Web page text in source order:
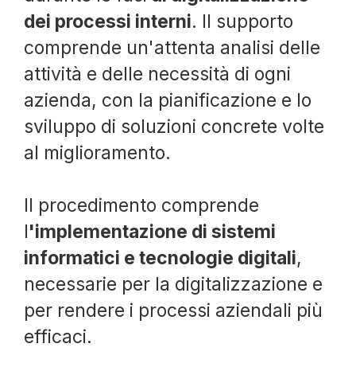
dei processi interni. Il supporto
comprende un'attenta analisi delle
attività e delle necessità di ogni
azienda, con la pianificazione e lo
sviluppo di soluzioni concrete volte
al miglioramento.
Il procedimento comprende
l'implementazione di sistemi
informatici e tecnologie digitali,
necessarie per la digitalizzazione e
per rendere i processi aziendali più
efficaci.